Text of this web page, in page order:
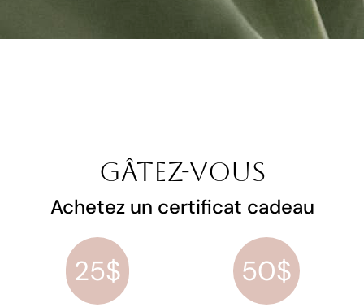
Gâtez-vous
Achetez un certificat cadeau
25$ 50$